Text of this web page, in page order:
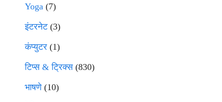
Yoga (7)
इंटरनेट(3)
कंप्युटर (1)
टिप्स & ट्रिक्स(830)
भाषणे(10)